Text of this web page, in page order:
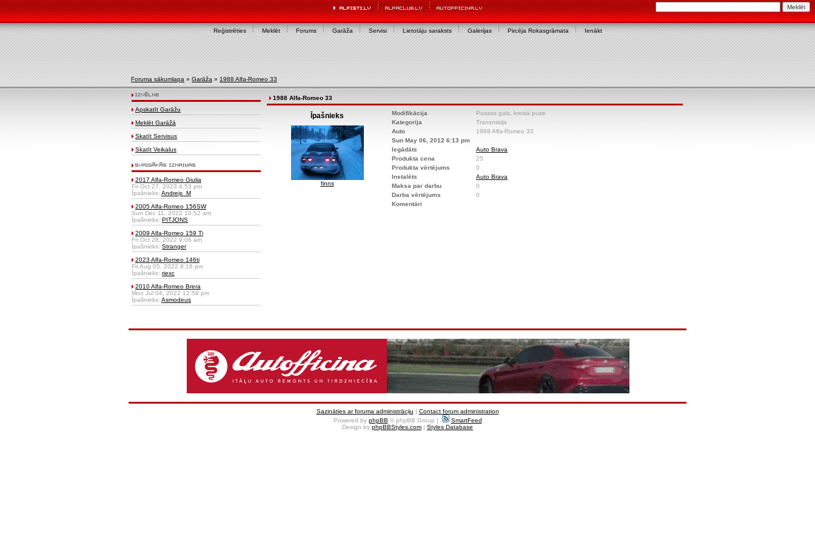
Reģistrēties Meklēt Forums Garāža Servisi Lietotāju saraksts Galerijas Pircēja Rokasgrāmata Ienākt
Foruma sākumlapa » Garāža » 1988 Alfa-Romeo 33
Apskatīt Garāžu
Meklēt Garāžā
Skatīt Servisus
Skatīt Veikalus
2017 Alfa-Romeo Giulia
Fri Oct 27, 2023 4:53 pm
Īpašnieks: Andrejs_M
2005 Alfa-Romeo 156SW
Sun Dec 11, 2022 10:52 am
Īpašnieks: PITJONS
2009 Alfa-Romeo 159 Ti
Fri Oct 28, 2022 9:06 am
Īpašnieks: Stranger
2023 Alfa-Romeo 146ti
Fri Aug 05, 2022 8:18 pm
Īpašnieks: riexc
2010 Alfa-Romeo Brera
Mon Jul 04, 2022 12:59 pm
Īpašnieks: Asmodeus
1988 Alfa-Romeo 33
Īpašnieks
finns
Modifikācija
Pusass gals, kreisā puse
Kategorija
Transmisija
Auto
1988 Alfa-Romeo 33
Sun May 06, 2012 6:13 pm
Iegādāts
Auto Brava
Produkta cena
25
Produkta vērtējums
0
Instalēts
Auto Brava
Maksa par darbu
0
Darba vērtējums
0
Komentāri
Sazināties ar foruma administrāciju | Contact forum administration
Powered by phpBB © phpBB Group |
SmartFeed
Design by phpBBStyles.com | Styles Database